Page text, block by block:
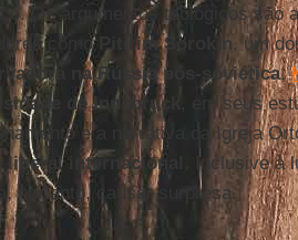
Os argumentos teológicos são
como Pitirim Sorokin, um
na Rússia pós-soviética.
de Innsbruck
, em seus
e a narrativa da Igreja
liberal internacional
. Inclusive à
portanto, causar surpresa.